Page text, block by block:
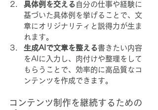
具体例を交える 自分の仕事や経験に
基づいた具体例を挙げることで、文
章にオリジナリティと説得力が生ま
れます。
生成AIで文章を整える書きたい内容
をAIに入力し、肉付けや整理をして
もらうことで、効率的に高品質なコ
ンテンツを作成できます。
コンテンツ制作を継続するための